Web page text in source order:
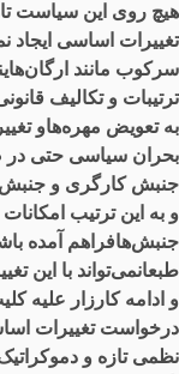
هیچ روی این سیاست
تغییرات اساسی ایجاد
سرکوب مانند
ترتیبات و تکالیف
به تعویض مهره‌هاو
بحران سیاسی حتی در
جنبش کارگری و
و به این ترتیب
جنبش‌هافراهم آمده
طبعانمی‌تواند با این
و ادامه کارزار علیه
درخواست تغییرات
نظمی تازه و